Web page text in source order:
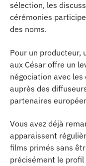
sélection, les
cérémonies
des noms.
Pour un producteur,
aux César offre un
négociation avec
auprès des
partenaires
Vous avez déjà
apparaissent
films primés sans
précisément le profil